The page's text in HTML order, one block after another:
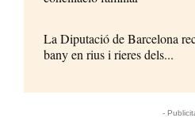
La Diputació de Barcelona
bany en rius i rieres dels...
-